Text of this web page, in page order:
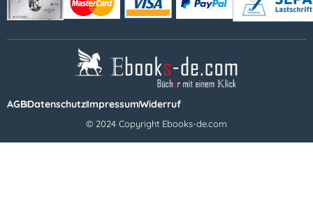
AGBDatenschutzImpressumWiderruf
© 2024 Copyright Ebooks-de.com